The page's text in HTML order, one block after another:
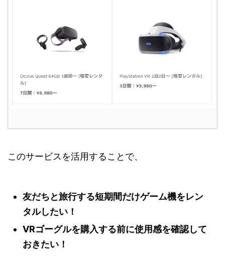
このサービスを活用することで、
友だちと旅行する短期間だけゲーム機をレン
タルしたい！
VRゴーグルを購入する前に使用感を確認して
おきたい！